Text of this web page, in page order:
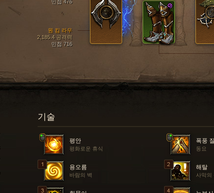
민첩 476
원 킴 라우
2,185.4 공격력
민첩 716
기술
평안
평화로운 휴식
폭풍
동요
용오름
바람의 벽
해탈
사막의